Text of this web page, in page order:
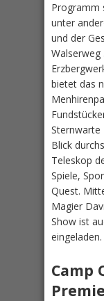
Programm
unter
und der
Walserweg
bietet das
Sternwarte
Blick
Teleskop
Spiele,
Quest.
Magier
Show ist
eingeladen.
Camp